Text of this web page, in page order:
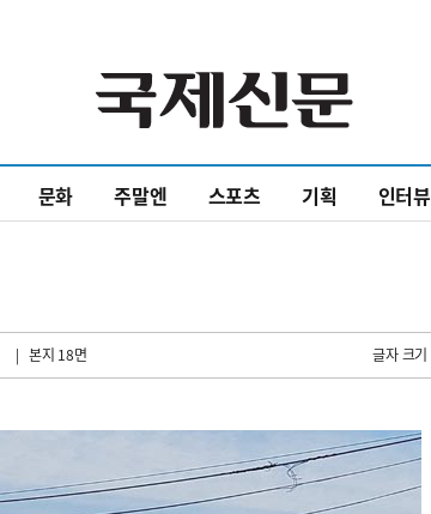
문화 주말엔 스포츠 기획 인터뷰
| 본지 18면 글자 크기